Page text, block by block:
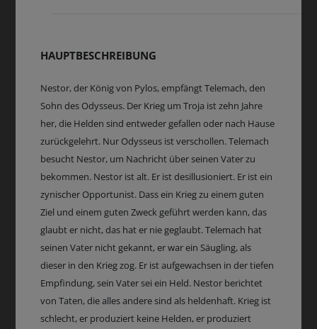
HAUPTBESCHREIBUNG
Nestor, der König von Pylos, empfängt Telemach, den
Sohn des Odysseus. Der Krieg um Troja ist zehn Jahre
her, die Helden sind entweder gefallen oder nach Hause
zurückgelehrt. Nur Odysseus ist verschollen. Telemach
besucht Nestor, um Nachricht über seinen Vater zu
bekommen. Nestor ist alt. Er ist desillusioniert. Er ist ein
zynischer Opportunist. Dass ein Krieg zu einem guten
Ziel und einem guten Zweck geführt werden kann, das
glaubt er nicht, das hat er nie geglaubt. Telemach hat
seinen Vater nicht gekannt, er war ein Säugling, als
dieser in den Krieg zog. Er ist aufgewachsen in der tiefen
Empfindung, sein Vater sei ein Held. Nestor berichtet
von Taten, die alles andere sind als heldenhaft. Krieg ist
schlecht, er produziert keine Helden, er produziert